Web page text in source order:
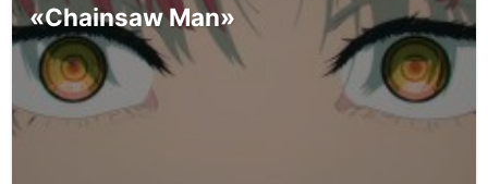
«Chainsaw Man»